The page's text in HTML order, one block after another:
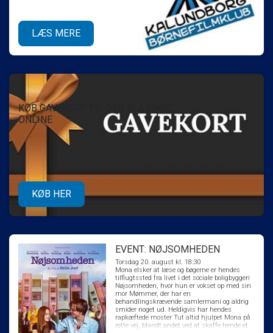
LÆS MERE
KØB GAVEKORT TIL DEN BLÅ ENGEL
ONLINE
KØB HER
EVENT: NØJSOMHEDEN
Torsdag 20. august kl. 18:30
Mona elsker at læse og bøgerne er hendes
tilflugtssted fra livet i det sociale boligbyggeri
Nøjsomheden, hvor hun er vokset op med sin
mor Mømmer, der har en
behandlingskrævende samlermani og aldrig
smider noget ud. Heldigvis har hendes
rapkæftede moster Tut altid hjulpet Mona på
rette vej, blandt andet ved at skaffe hende et